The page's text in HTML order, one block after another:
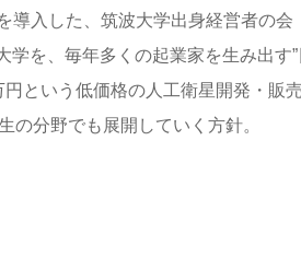
入した、筑波大学出身経営者の会
を、毎年多くの起業家を生み出す
という低価格の人工衛星開発・販
の分野でも展開していく方針。